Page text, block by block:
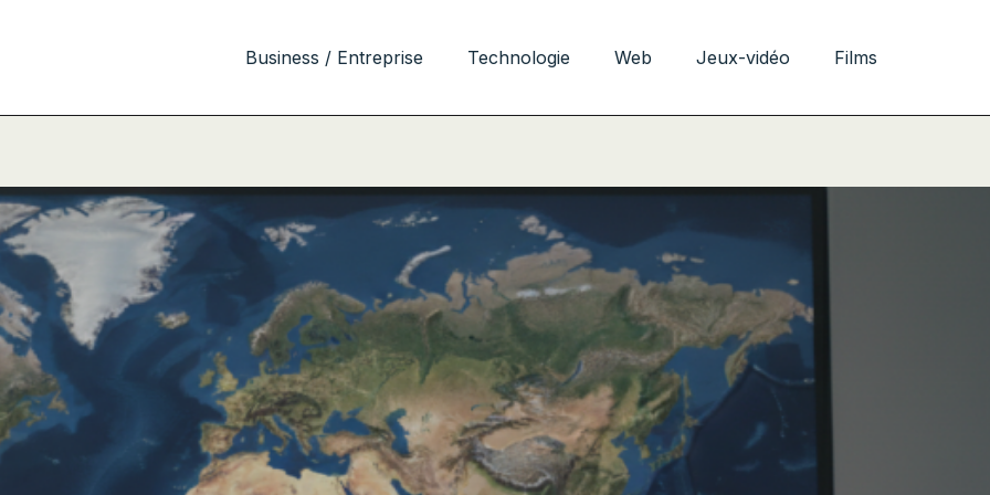
Business / Entreprise Technologie Web Jeux-vidéo Films